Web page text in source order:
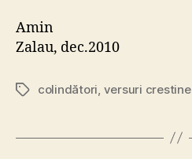
Amin
Zalau, dec.2010
Etichetecolindători versuri crestine